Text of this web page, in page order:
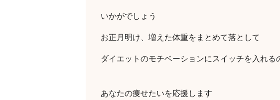
いかがでしょう
お正月明け、増えた体重をまとめて落として
ダイエットのモチベーションにスイッチを入れ
あなたの痩せたいを応援します